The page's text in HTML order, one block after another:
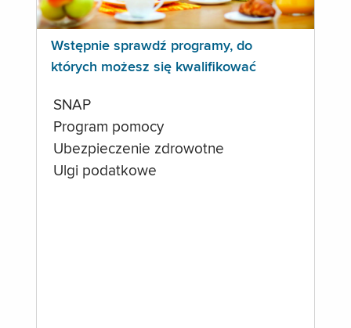
Wstępnie sprawdź programy, do
których możesz się kwalifikować
SNAP
Program pomocy
Ubezpieczenie zdrowotne
Ulgi podatkowe